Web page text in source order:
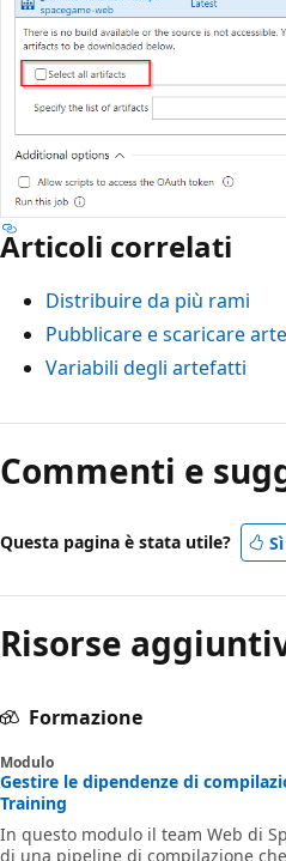
Articoli correlati
Distribuire da più rami
Pubblicare e scaricare
Variabili degli artefatti
Commenti e
Questa pagina è stata utile? Sì
Risorse
Formazione
Modulo
Gestire le dipendenze di
Training
In questo modulo il team Web di
di una pipeline di compilazione